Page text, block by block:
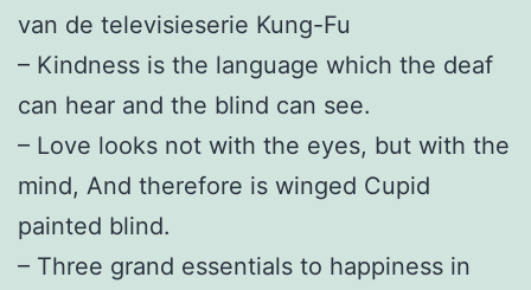
van de televisieserie Kung-Fu
– Kindness is the language which the deaf
can hear and the blind can see.
– Love looks not with the eyes, but with the
mind, And therefore is winged Cupid
painted blind.
– Three grand essentials to happiness in